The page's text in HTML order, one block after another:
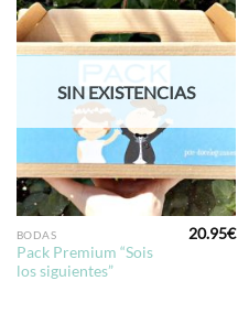
SIN EXISTENCIAS
BODAS
Pack Premium “Sois
los siguientes”
20.95€